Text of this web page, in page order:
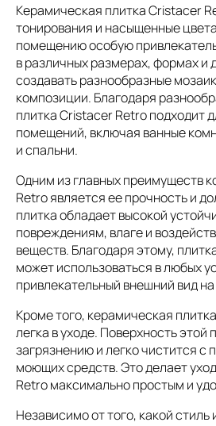
Керамическая плитка Cristacer
тонирования и насыщенные
помещению особую
в различных размерах, формах и
создавать разнообразные
композиции. Благодаря
плитка Cristacer Retro подходит
помещений, включая ванные
и спальни.
Одним из главных преимуществ
Retro является ее прочность и
плитка обладает высокой
повреждениям, влаге и
веществ. Благодаря этому,
может использоваться в любых
привлекательный внешний вид
Кроме того, керамическая
легка в уходе. Поверхность этой
загрязнению и легко чистится
моющих средств. Это делает
Retro максимально простым и
Независимо от того, какой стиль